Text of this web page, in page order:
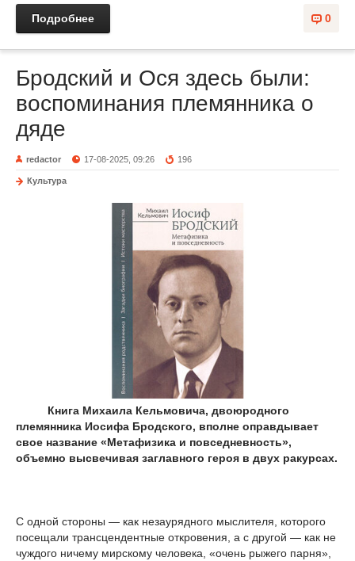
0
Подробнее
Бродский и Ося здесь были:
воспоминания племянника о
дяде
redactor 17-08-2025, 09:26 196
Культура
Книга Михаила Кельмовича, двоюродного
племянника Иосифа Бродского, вполне оправдывает
свое название «Метафизика и повседневность»,
объемно высвечивая заглавного героя в двух ракурсах.
С одной стороны — как незаурядного мыслителя, которого
посещали трансцендентные откровения, а с другой — как не
чуждого ничему мирскому человека, «очень рыжего парня»,